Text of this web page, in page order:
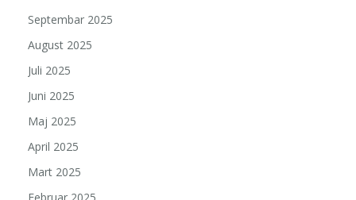
Septembar 2025
August 2025
Juli 2025
Juni 2025
Maj 2025
April 2025
Mart 2025